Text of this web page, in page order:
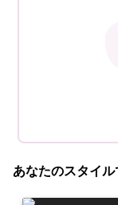
あなたのスタイ